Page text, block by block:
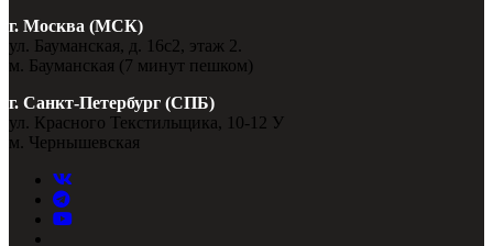
г. Москва (МСК)
ул. Бауманская, д. 16с2, этаж 2.
м. Бауманская (7 минут пешком)
г. Санкт-Петербург (СПБ)
ул. Красного Текстильщика, 10-12 У
м. Чернышевская